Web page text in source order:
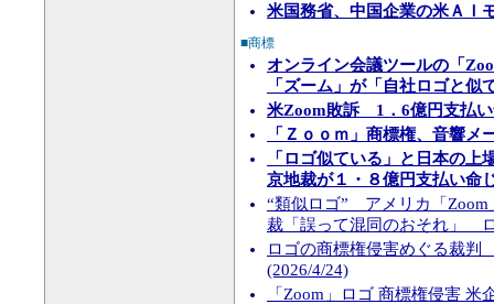
米国務省、中国企業の米ＡＩ
■商標
オンライン会議ツールの「
「ズーム」が「自社ロゴと
米Zoom敗訴 1．6億円支払
「Ｚｏｏｍ」商標権、音響
「ロゴ似ている」と日本の
京地裁が１・８億円支払い命
“類似ロゴ” アメリカ「
裁「誤って混同のおそれ」
ロゴの商標権侵害めぐる裁
(2026/4/24)
「Zoom」ロゴ 商標権侵害